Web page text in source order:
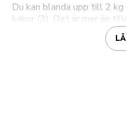
Du kan blanda upp till 2
kakor (3). Det är mer än